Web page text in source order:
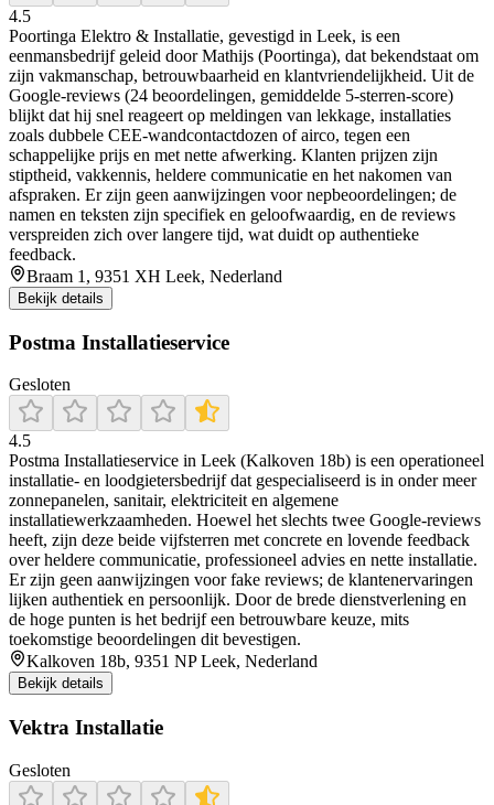
4.5
Poortinga Elektro & Installatie, gevestigd in Leek, is een
eenmansbedrijf geleid door Mathijs (Poortinga), dat bekendstaat om
zijn vakmanschap, betrouwbaarheid en klantvriendelijkheid. Uit de
Google-reviews (24 beoordelingen, gemiddelde 5-sterren-score)
blijkt dat hij snel reageert op meldingen van lekkage, installaties
zoals dubbele CEE-wandcontactdozen of airco, tegen een
schappelijke prijs en met nette afwerking. Klanten prijzen zijn
stiptheid, vakkennis, heldere communicatie en het nakomen van
afspraken. Er zijn geen aanwijzingen voor nepbeoordelingen; de
namen en teksten zijn specifiek en geloofwaardig, en de reviews
verspreiden zich over langere tijd, wat duidt op authentieke
feedback.
Braam 1, 9351 XH Leek, Nederland
Bekijk details
Postma Installatieservice
Gesloten
4.5
Postma Installatieservice in Leek (Kalkoven 18b) is een operationeel
installatie‑ en loodgietersbedrijf dat gespecialiseerd is in onder meer
zonnepanelen, sanitair, elektriciteit en algemene
installatiewerkzaamheden. Hoewel het slechts twee Google‑reviews
heeft, zijn deze beide vijfsterren met concrete en lovende feedback
over heldere communicatie, professioneel advies en nette installatie.
Er zijn geen aanwijzingen voor fake reviews; de klantenervaringen
lijken authentiek en persoonlijk. Door de brede dienstverlening en
de hoge punten is het bedrijf een betrouwbare keuze, mits
toekomstige beoordelingen dit bevestigen.
Kalkoven 18b, 9351 NP Leek, Nederland
Bekijk details
Vektra Installatie
Gesloten